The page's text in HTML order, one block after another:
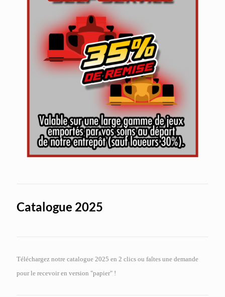
Catalogue 2025
Téléchargez notre catalogue 2025 en 2 clics ou faîtes une demande
pour le recevoir en version "papier" !